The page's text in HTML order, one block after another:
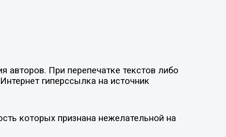
При перепечатке текстов либо
гиперссылка на источник
которых признана нежелательной на